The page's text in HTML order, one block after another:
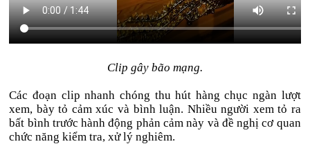
Clip gây bão mạng.
Các đoạn clip nhanh chóng thu hút hàng chục ngàn lượt
xem, bày tỏ cảm xúc và bình luận. Nhiều người xem tỏ ra
bất bình trước hành động phản cảm này và đề nghị cơ quan
chức năng kiểm tra, xử lý nghiêm.